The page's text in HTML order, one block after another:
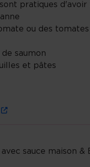
pratiques
ou des
saumon
et pâtes
avec sauce maison